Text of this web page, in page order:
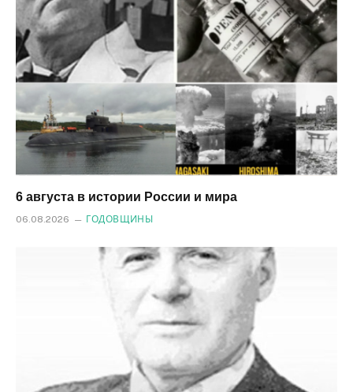
6 августа в истории России и мира
06.08.2026 ГОДОВЩИНЫ